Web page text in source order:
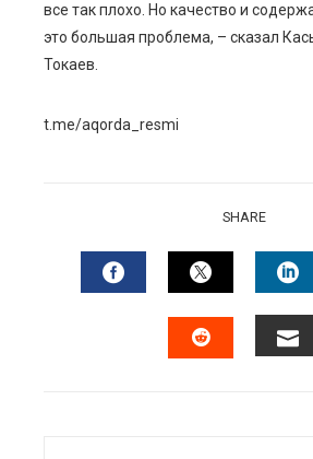
все так плохо. Но качество и
это большая проблема, – сказал
Токаев.
t.me/aqorda_resmi
SHARE
FACEBOOKTWITTER